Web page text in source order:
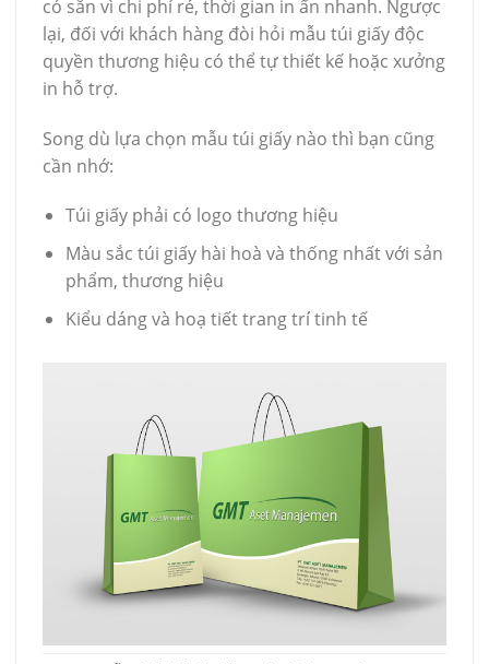
có sẵn vì chi phí rẻ, thời gian in ấn nhanh. Ngược
lại, đối với khách hàng đòi hỏi mẫu túi giấy độc
quyền thương hiệu có thể tự thiết kế hoặc xưởng
in hỗ trợ.
Song dù lựa chọn mẫu túi giấy nào thì bạn cũng
cần nhớ:
Túi giấy phải có logo thương hiệu
Màu sắc túi giấy hài hoà và thống nhất với sản
phẩm, thương hiệu
Kiểu dáng và hoạ tiết trang trí tinh tế